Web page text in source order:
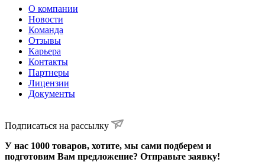
О компании
Новости
Команда
Отзывы
Карьера
Контакты
Партнеры
Лицензии
Документы
Подписаться на рассылку
У нас 1000 товаров, хотите, мы сами подберем и
подготовим Вам предложение? Отправьте заявку!